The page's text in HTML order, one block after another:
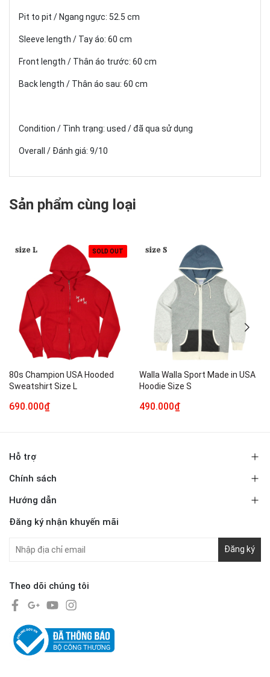
Pit to pit / Ngang ngực: 52.5 cm
Sleeve length / Tay áo: 60 cm
Front length / Thân áo trước: 60 cm
Back length / Thân áo sau: 60 cm
Condition / Tình trạng: used / đã qua sử dụng
Overall / Đánh giá: 9/10
Sản phẩm cùng loại
SOLD OUT
80s Champion USA Hooded
Sweatshirt Size L
690.000₫
Walla Walla Sport Made in USA
Hoodie Size S
490.000₫
Hỗ trợ
Chính sách
Hướng dẫn
Đăng ký nhận khuyến mãi
Đăng ký
Theo dõi chúng tôi